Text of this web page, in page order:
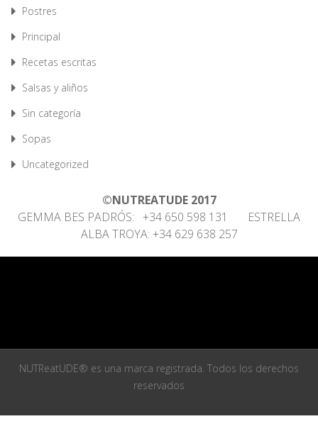
Postres
Principal
Recetas escritas
Salsas y aliños
Sin categoría
Sopas
Uncategorized
©NUTREATUDE 2017
GEMMA BES PADRÓS: +34 650 598 131 ESTRELLA
ALBA TROYA: +34 629 638 257
NUTReatUDE® es una marca registrada. Todos los derechos
reservados